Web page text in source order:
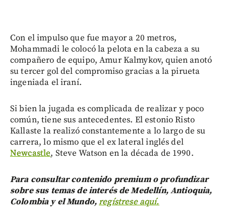
Con el impulso que fue mayor a 20 metros,
Mohammadi le colocó la pelota en la cabeza a su
compañero de equipo, Amur Kalmykov, quien anotó
su tercer gol del compromiso gracias a la pirueta
ingeniada el iraní.
Si bien la jugada es complicada de realizar y poco
común, tiene sus antecedentes. El estonio Risto
Kallaste la realizó constantemente a lo largo de su
carrera, lo mismo que el ex lateral inglés del
Newcastle, Steve Watson en la década de 1990.
Para consultar contenido premium o profundizar
sobre sus temas de interés de Medellín, Antioquia,
Colombia y el Mundo,regístrese aquí.